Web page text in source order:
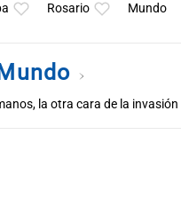
Rosario Mundo
la otra cara de la invasión